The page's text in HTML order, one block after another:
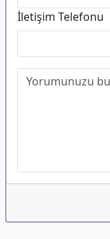
İletişim Telefonu